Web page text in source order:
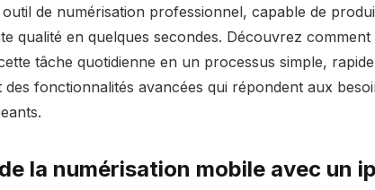
de numérisation professionnel, capable de
qualité en quelques secondes. Découvrez
tâche quotidienne en un processus simple,
fonctionnalités avancées qui répondent aux
la numérisation mobile avec un